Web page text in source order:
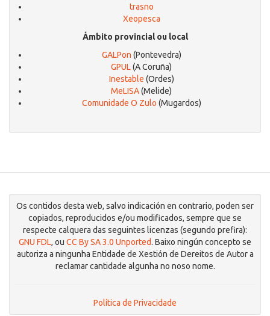
trasno
Xeopesca
Ámbito provincial ou local
GALPon (Pontevedra)
GPUL(A Coruña)
Inestable (Ordes)
MeLISA(Melide)
Comunidade O Zulo (Mugardos)
Os contidos desta web, salvo indicación en contrario, poden ser
copiados, reproducidos e/ou modificados, sempre que se
respecte calquera das seguintes licenzas (segundo prefira):
GNU FDL, ou CC By SA 3.0 Unported. Baixo ningún concepto se
autoriza a ningunha Entidade de Xestión de Dereitos de Autor a
reclamar cantidade algunha no noso nome.
Política de Privacidade